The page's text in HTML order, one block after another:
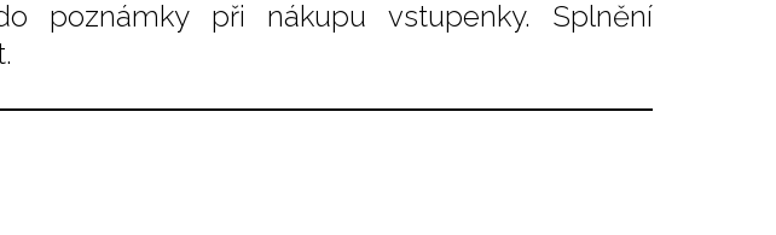
poznámky při nákupu vstupenky. Splnění